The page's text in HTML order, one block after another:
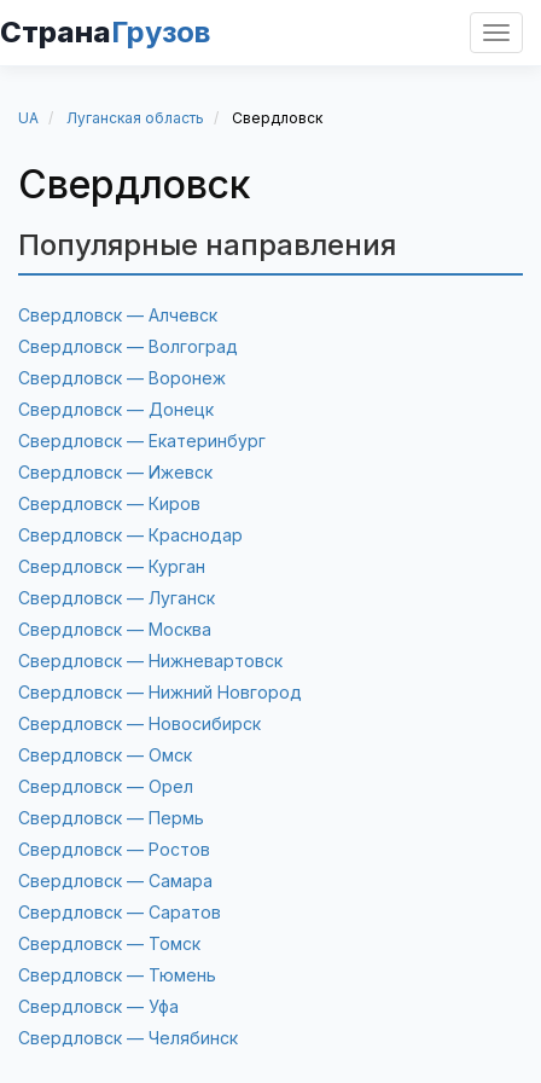
СтранаГрузов
UA Луганская область Свердловск
Свердловск
Популярные направления
Свердловск — Алчевск
Свердловск — Волгоград
Свердловск — Воронеж
Свердловск — Донецк
Свердловск — Екатеринбург
Свердловск — Ижевск
Свердловск — Киров
Свердловск — Краснодар
Свердловск — Курган
Свердловск — Луганск
Свердловск — Москва
Свердловск — Нижневартовск
Свердловск — Нижний Новгород
Свердловск — Новосибирск
Свердловск — Омск
Свердловск — Орел
Свердловск — Пермь
Свердловск — Ростов
Свердловск — Самара
Свердловск — Саратов
Свердловск — Томск
Свердловск — Тюмень
Свердловск — Уфа
Свердловск — Челябинск